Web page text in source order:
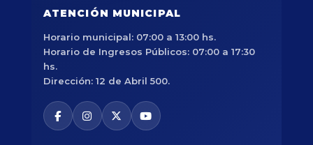
ATENCIÓN MUNICIPAL
Horario municipal: 07:00 a 13:00 hs.
Horario de Ingresos Públicos: 07:00 a 17:30
hs.
Dirección: 12 de Abril 500.